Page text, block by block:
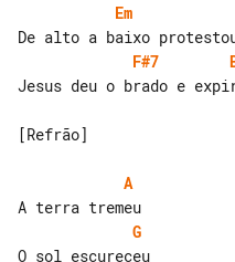
Em
F#7
Jesus deu o brado e
[Refrão]
A
G